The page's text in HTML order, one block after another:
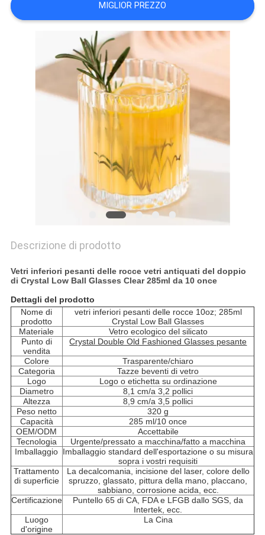
PRIVACY
MIGLIOR PREZZO
Descrizione di prodotto
Vetri inferiori pesanti delle rocce vetri antiquati del doppio
di Crystal Low Ball Glasses Clear 285ml da 10 once
Dettagli del prodotto
Nome di
prodotto
vetri inferiori pesanti delle rocce 10oz; 285ml
Crystal Low Ball Glasses
Materiale
Vetro ecologico del silicato
Punto di
vendita
Crystal Double Old Fashioned Glasses pesante
Colore
Trasparente/chiaro
Categoria
Tazze beventi di vetro
Logo
Logo o etichetta su ordinazione
Diametro
8,1 cm/a 3,2 pollici
Altezza
8,9 cm/a 3,5 pollici
Peso netto
320 g
Capacità
285 ml/10 once
OEM/ODM
Accettabile
Tecnologia
Urgente/pressato a macchina/fatto a macchina
Imballaggio Imballaggio standard dell'esportazione o su misura
sopra i vostri requisiti
Trattamento
di superficie
La decalcomania, incisione del laser, colore dello
spruzzo, glassato, pittura della mano, placcano,
sabbiano, corrosione acida, ecc.
Certificazione
Puntello 65 di CA, FDA e LFGB dallo SGS, da
Intertek, ecc.
Luogo
d'origine
La Cina